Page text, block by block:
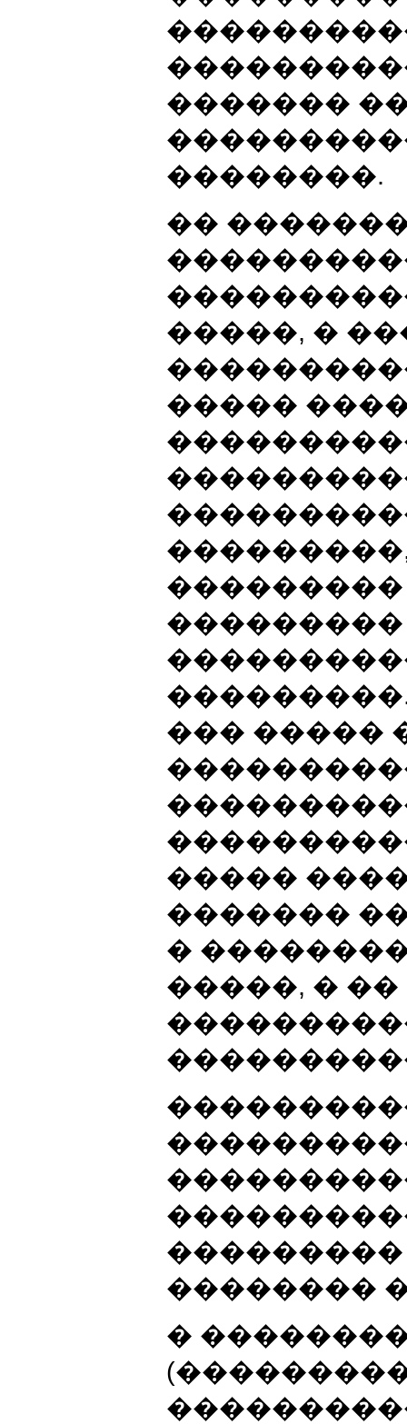
�������
��������.
��
�����, �
�����
���������
��� �����
�����
�������
�
�����, � ��
��������
�